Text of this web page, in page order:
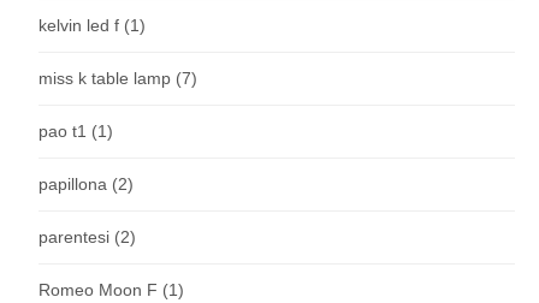
kelvin led f (1)
miss k table lamp (7)
pao t1 (1)
papillona (2)
parentesi (2)
Romeo Moon F (1)